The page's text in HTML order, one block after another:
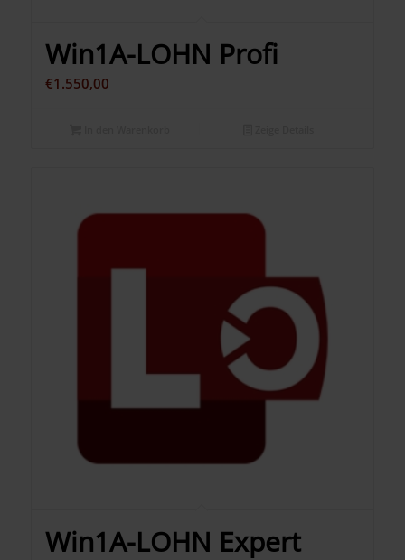
Win1A-LOHN Profi
€1.550,00
Win1A-LOHN Expert